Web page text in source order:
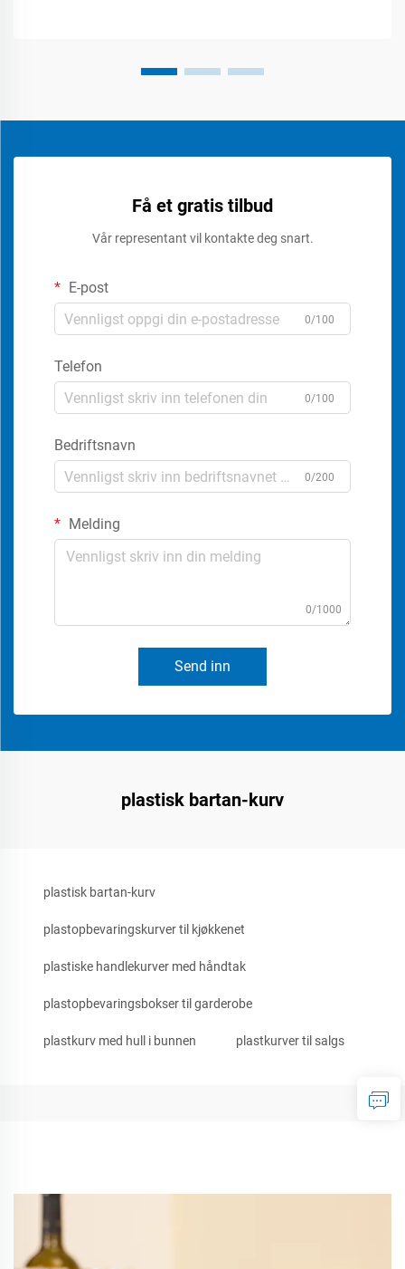
Få et gratis tilbud
Vår representant vil kontakte deg snart.
E-post
0/100
Telefon
0/100
Bedriftsnavn
0/200
Melding
0/1000
Send inn
plastisk bartan-kurv
plastisk bartan-kurv
plastopbevaringskurver til kjøkkenet
plastiske handlekurver med håndtak
plastopbevaringsbokser til garderobe
plastkurv med hull i bunnen plastkurver til salgs